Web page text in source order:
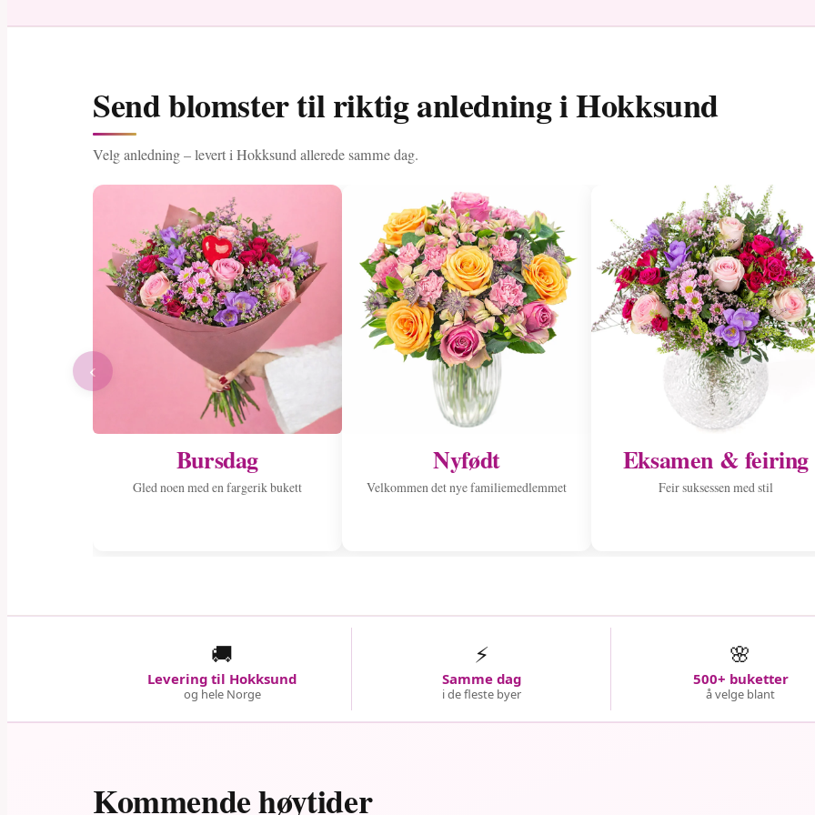
Send blomster til riktig anledning i Hokksund
Velg anledning – levert i Hokksund allerede samme dag.
Bursdag
Gled noen med en fargerik bukett
Nyfødt
Velkommen det nye familiemedlemmet
Eksamen & feiring
Feir suksessen med stil
‹
🚚
Levering til Hokksund
og hele Norge
⚡
Samme dag
i de fleste byer
🌸
500+ buketter
å velge blant
Kommende høytider